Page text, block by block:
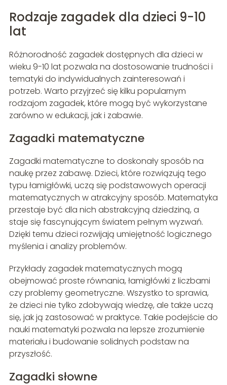
Rodzaje zagadek dla dzieci 9-10
lat
Różnorodność zagadek dostępnych dla dzieci w
wieku 9-10 lat pozwala na dostosowanie trudności i
tematyki do indywidualnych zainteresowań i
potrzeb. Warto przyjrzeć się kilku popularnym
rodzajom zagadek, które mogą być wykorzystane
zarówno w edukacji, jak i zabawie.
Zagadki matematyczne
Zagadki matematyczne to doskonały sposób na
naukę przez zabawę. Dzieci, które rozwiązują tego
typu łamigłówki, uczą się podstawowych operacji
matematycznych w atrakcyjny sposób. Matematyka
przestaje być dla nich abstrakcyjną dziedziną, a
staje się fascynującym światem pełnym wyzwań.
Dzięki temu dzieci rozwijają umiejętność logicznego
myślenia i analizy problemów.
Przykłady zagadek matematycznych mogą
obejmować proste równania, łamigłówki z liczbami
czy problemy geometryczne. Wszystko to sprawia,
że dzieci nie tylko zdobywają wiedzę, ale także uczą
się, jak ją zastosować w praktyce. Takie podejście do
nauki matematyki pozwala na lepsze zrozumienie
materiału i budowanie solidnych podstaw na
przyszłość.
Zagadki słowne